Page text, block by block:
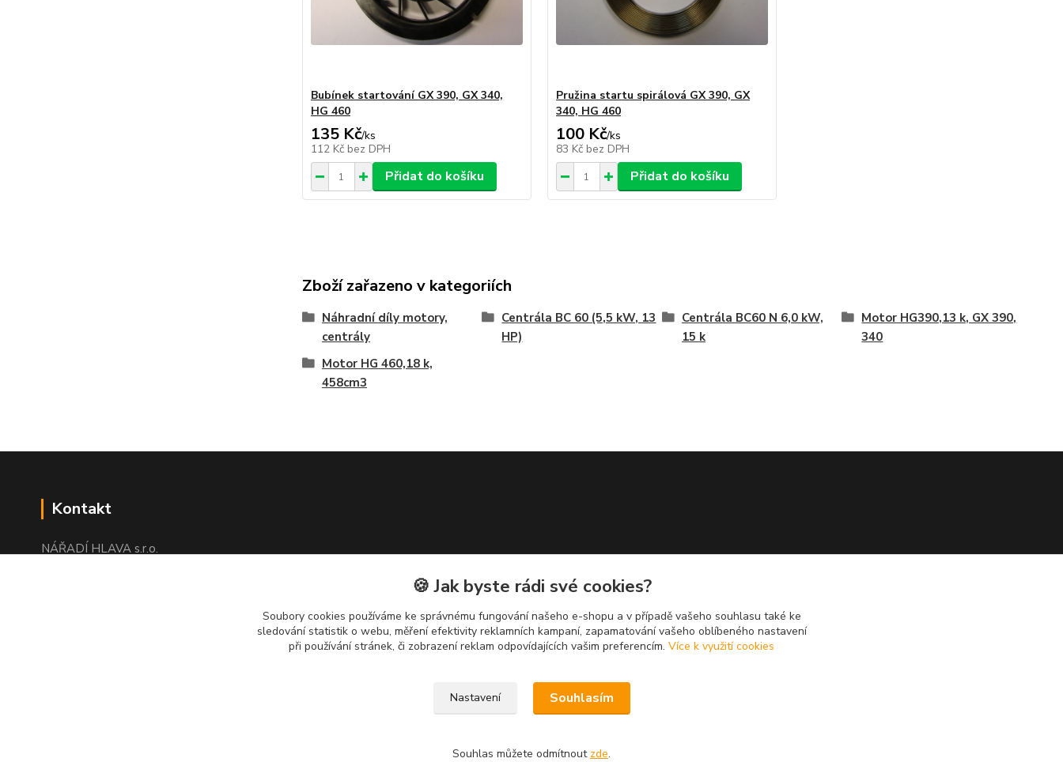
Bubínek startování GX 390, GX 340,
HG 460
135 Kč/ks
112 Kč bez DPH
Přidat do košíku
Pružina startu spirálová GX 390, GX
340, HG 460
100 Kč/ks
83 Kč bez DPH
Přidat do košíku
Zboží zařazeno v kategoriích
Náhradní díly motory,
centrály
Centrála BC 60 (5,5 kW, 13
HP)
Centrála BC60 N 6,0 kW,
15 k
Motor HG390,13 k, GX 390,
340
Motor HG 460,18 k,
458cm3
Kontakt
NÁŘADÍ HLAVA s.r.o.
🍪 Jak byste rádi své cookies?
Soubory cookies používáme ke správnému fungování našeho e-shopu a v případě vašeho souhlasu také ke
sledování statistik o webu, měření efektivity reklamních kampaní, zapamatování vašeho oblíbeného nastavení
při používání stránek, či zobrazení reklam odpovídajících vašim preferencím. Více k využití cookies
Nastavení Souhlasím
Souhlas můžete odmítnout zde.